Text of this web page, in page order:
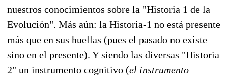
nuestros conocimientos sobre la "Historia 1 de la
Evolución". Más aún: la Historia-1 no está presente
más que en sus huellas (pues el pasado no existe
sino en el presente). Y siendo las diversas "Historia
2" un instrumento cognitivo (el instrumento